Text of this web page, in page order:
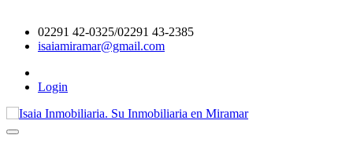
02291 42-0325/02291 43-2385
isaiamiramar@gmail.com
Login